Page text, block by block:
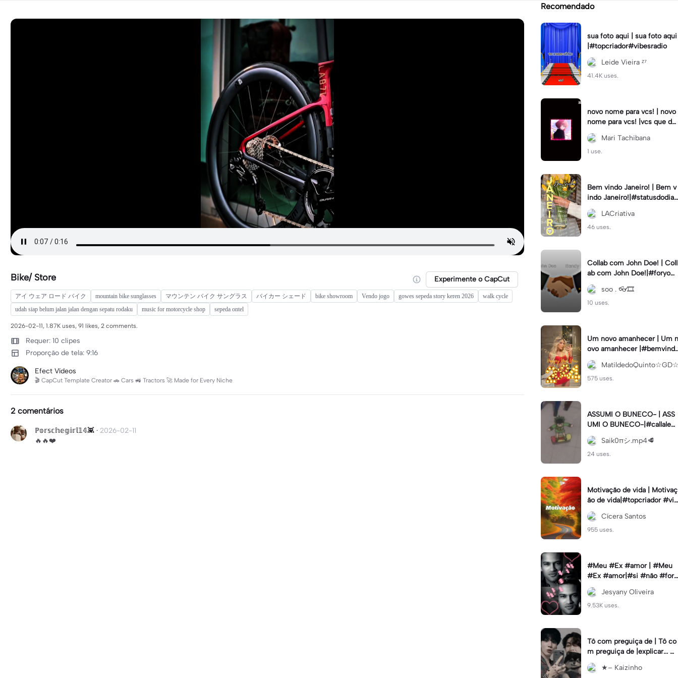
Bike/ Store Experimente o CapCut
アイ ウェア ロード バイク mountain bike sunglasses マウンテン バイク サングラス バイカー シェード bike showroom Vendo jogo gowes sepeda story keren 2026
walk cycle
udah siap belum jalan jalan dengan sepatu rodaku
music for motorcycle shop sepeda ontel
2026-02-11, 1.87K uses, 91 likes, 2 comments.
Requer: 10 clipes
Proporção de tela: 9:16
Efect Vídeos
🎬 CapCut Template Creator 🚗 Cars 🚜 Tractors 🚀 Made for Every Niche
2 comentários
ℙ𝕠𝕣𝕤𝕔𝕙𝕖𝕘𝕚𝕣𝕝𝟙𝟜👾 · 2026-02-11
🔥🔥❤️
Recomendado
sua foto aqui | sua foto aqui
|#topcriador#vibesradio
Leide Vieira ᶻ⁷
41.4K uses.
novo nome para vcs! | novo
nome para vcs! |vcs que de
cidem! :3 #tokyo_revenger
s #hinatatachibana
Mari Tachibana
1 use.
Bem vindo Janeiro! | Bem v
indo Janeiro!|#statusdodia
#bemvindojaneiro #rumoa
otop #bemvindo2024
LACriativa
46 uses.
Collab com John Doe! | Coll
ab com John Doe!|#foryou
#trend #viral #xyzbca #sm
tbendysoo . 👓🎞️
10 uses.
Um novo amanhecer | Um n
ovo amanhecer
2024#fimdeano
575 uses.
ASSUMI O BUNECO- | ASS
UMI O BUNECO-|#callaleat
ória#meme#modelo#viral
#fypcapcut🔥🔥🔥
Saik0πシ︎.mp4🥩
24 uses.
Motivação de vida | Motivaç
ão de vida|#topcriador #vib
esmotiva
Cícera Santos
955 uses.
#Meu #Ex #amor | #Meu
#Ex #amor|#si #não #for
#pedir #muito
Jesyany Oliveira
9.53K uses.
Tô com preguiça de | Tô co
m preguiça de |explicar... #
Cabelorosa
★– Kaizinho